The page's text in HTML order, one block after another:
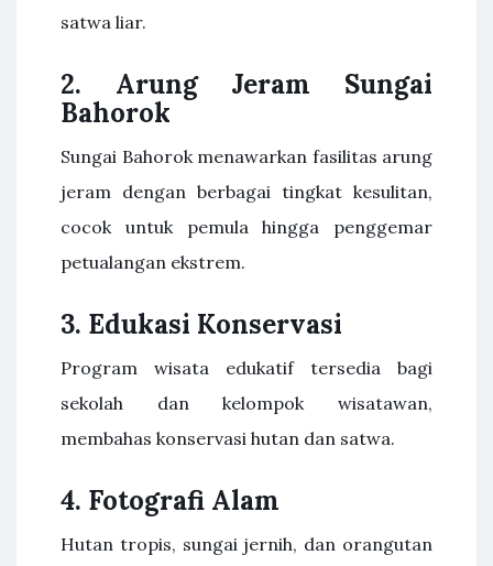
satwa liar.
2. Arung Jeram Sungai
Bahorok
Sungai Bahorok menawarkan fasilitas arung
jeram dengan berbagai tingkat kesulitan,
cocok untuk pemula hingga penggemar
petualangan ekstrem.
3. Edukasi Konservasi
Program wisata edukatif tersedia bagi
sekolah dan kelompok wisatawan,
membahas konservasi hutan dan satwa.
4. Fotografi Alam
Hutan tropis, sungai jernih, dan orangutan